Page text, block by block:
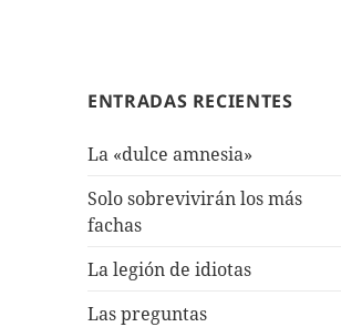
ENTRADAS RECIENTES
La «dulce amnesia»
Solo sobrevivirán los más
fachas
La legión de idiotas
Las preguntas